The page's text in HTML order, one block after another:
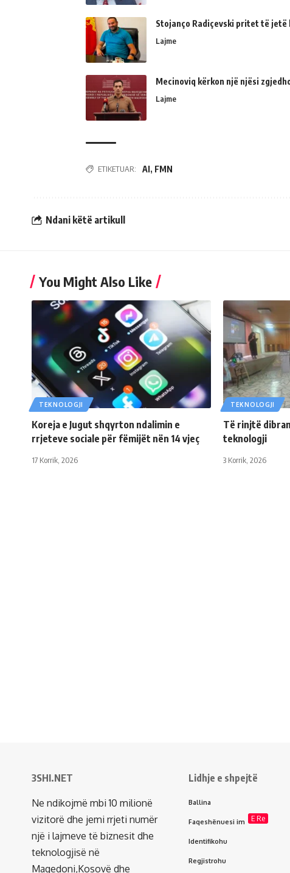
Stojanço Radiçevski pritet të jetë
Lajme
Mecinoviq kërkon një njësi
Lajme
ETIKETUAR: AI, FMN
Ndani këtë artikull
You Might Also Like
TEKNOLOGJI
Koreja e Jugut shqyrton ndalimin e
rrjeteve sociale për fëmijët nën 14 vjeç
17 Korrik, 2026
TEKNOLOGJI
Të rinjtë
teknologji
3 Korrik, 2026
3SHI.NET
Ne ndikojmë mbi 10 milionë
vizitorë dhe jemi rrjeti numër
një i lajmeve të biznesit dhe
teknologjisë në
Maqedoni,Kosovë dhe
Lidhje e shpejtë
Ballina
Faqeshënuesi im E Re
Identifikohu
Regjistrohu